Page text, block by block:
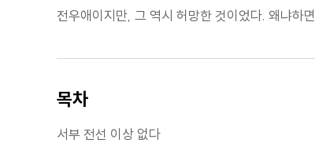
전우애이지만, 그 역시 허망한 것이었다. 왜냐하
목차
서부 전선 이상 없다